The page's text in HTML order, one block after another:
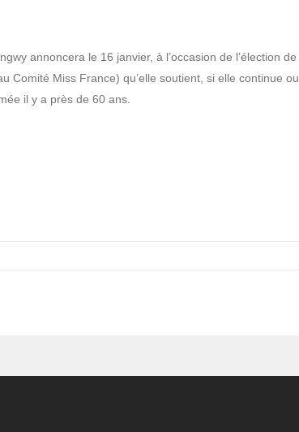
annoncera le 16 janvier, à l’occasion de l’élection de
Comité Miss France) qu’elle soutient, si elle continue ou
il y a près de 60 ans.